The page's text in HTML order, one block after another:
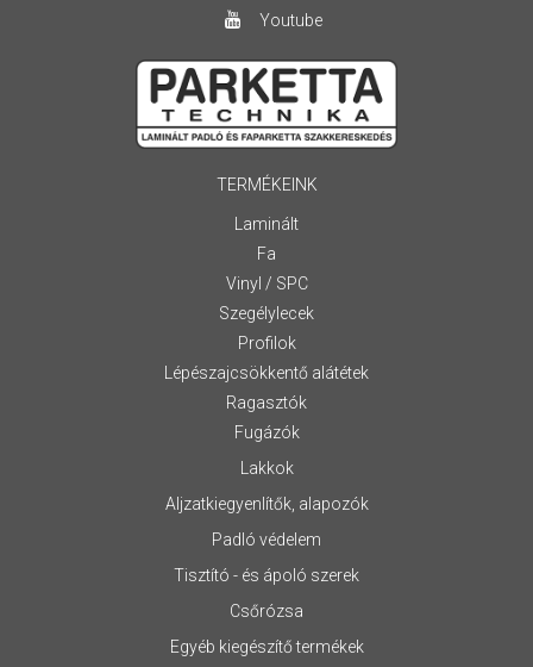
Youtube
TERMÉKEINK
Laminált
Fa
Vinyl / SPC
Szegélylecek
Profilok
Lépészajcsökkentő alátétek
Ragasztók
Fugázók
Lakkok
Aljzatkiegyenlítők, alapozók
Padló védelem
Tisztító - és ápoló szerek
Csőrózsa
Egyéb kiegészítő termékek